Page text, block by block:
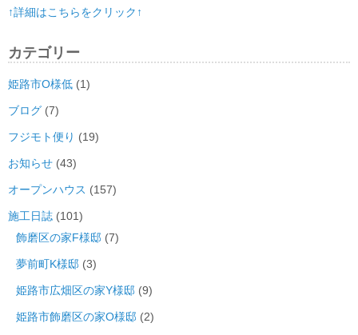
↑詳細はこちらをクリック↑
カテゴリー
姫路市O様低 (1)
ブログ (7)
フジモト便り (19)
お知らせ (43)
オープンハウス (157)
施工日誌 (101)
飾磨区の家F様邸 (7)
夢前町K様邸 (3)
姫路市広畑区の家Y様邸 (9)
姫路市飾磨区の家O様邸 (2)